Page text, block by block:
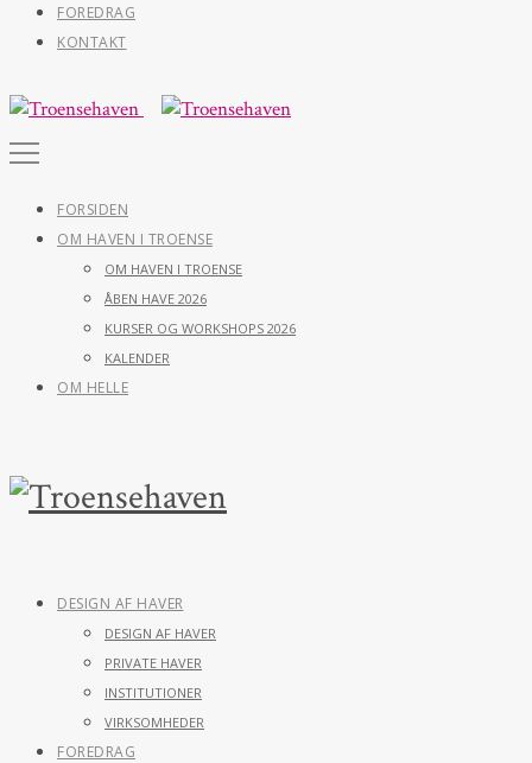
FOREDRAG
KONTAKT
FORSIDEN
OM HAVEN I TROENSE
OM HAVEN I TROENSE
ÅBEN HAVE 2026
KURSER OG WORKSHOPS 2026
KALENDER
OM HELLE
DESIGN AF HAVER
DESIGN AF HAVER
PRIVATE HAVER
INSTITUTIONER
VIRKSOMHEDER
FOREDRAG